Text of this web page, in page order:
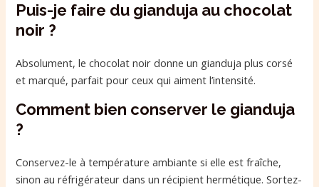
Puis-je faire du gianduja au chocolat
noir ?
Absolument, le chocolat noir donne un gianduja plus corsé
et marqué, parfait pour ceux qui aiment l’intensité.
Comment bien conserver le gianduja
?
Conservez-le à température ambiante si elle est fraîche,
sinon au réfrigérateur dans un récipient hermétique. Sortez-